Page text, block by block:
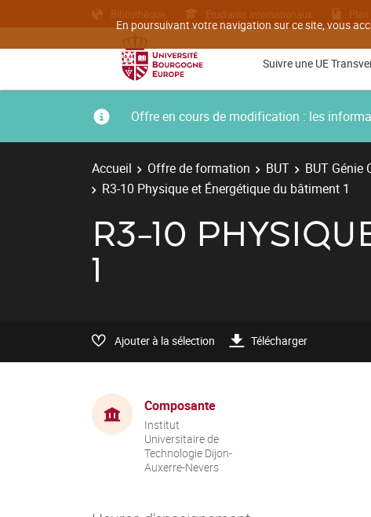
En poursuivant votre navigation sur ce site, vous
Bibliothèque Etudiants internationaux Plan
Suivre une UE
Offre en cours de modification : les
Accueil Offre de formation BUT BUT Génie
R3-10 Physique et Énergétique du bâtiment 1
R3-10
1
Ajouter à la sélection Télécharger
Composante
Institut
Universitaire de
Technologie Dijon-
Auxerre-Nevers